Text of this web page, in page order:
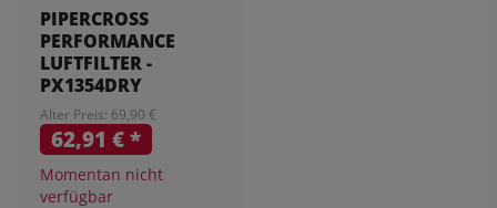
PIPERCROSS
PERFORMANCE
LUFTFILTER -
PX1354DRY
Alter Preis: 69,90 €
62,91 €*
Momentan nicht
verfügbar